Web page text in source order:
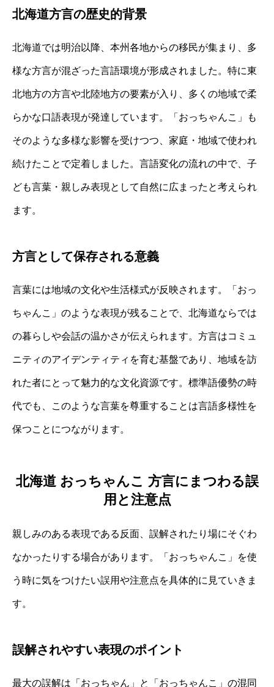
北海道方言の歴史的背景
北海道では明治以降、本州各地からの移民が集まり、多
様な方言が混ざった言語環境が形成されました。特に東
北地方の方言や北陸地方の要素が入り、多くの地域で柔
らかな口語表現が発達しています。「おっちゃんこ」も
そのような多様な影響を受けつつ、家庭・地域で使われ
続けたことで定着しました。言語変化の流れの中で、子
ども言葉・親しみ表現として自然に広まったと考えられ
ます。
方言として保存される意義
言葉には地域の文化や生活様式が反映されます。「おっ
ちゃんこ」のような表現が残ることで、北海道ならでは
の暮らしや会話の温かさが伝えられます。方言はコミュ
ニティのアイデンティティを育む基盤であり、地域を訪
れた者にとって魅力的な文化資源です。標準語優勢の時
代でも、このような言葉を尊重することは言語多様性を
保つことにつながります。
北海道 おっちゃんこ 方言にまつわる誤
用と注意点
親しみのある表現である反面、誤解されたり場にそぐわ
なかったりする場合があります。「おっちゃんこ」を使
う時に気をつけたい誤用や注意点を具体的に見ていきま
す。
誤解されやすい表現のポイント
最大の誤解は「おっちゃん」と「おっちゃんこ」の混同